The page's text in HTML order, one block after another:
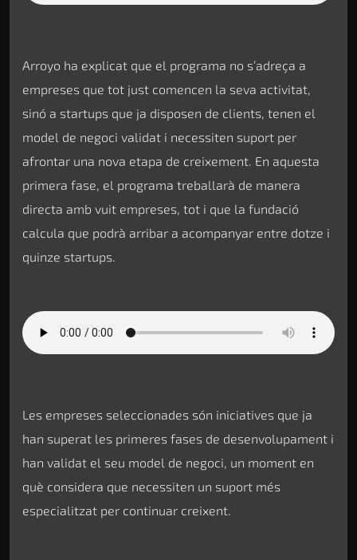
Arroyo ha explicat que el programa no s’adreça a
empreses que tot just comencen la seva activitat,
sinó a startups que ja disposen de clients, tenen el
model de negoci validat i necessiten suport per
afrontar una nova etapa de creixement. En aquesta
primera fase, el programa treballarà de manera
directa amb vuit empreses, tot i que la fundació
calcula que podrà arribar a acompanyar entre dotze i
quinze startups.
Les empreses seleccionades són iniciatives que ja
han superat les primeres fases de desenvolupament i
han validat el seu model de negoci, un moment en
què considera que necessiten un suport més
especialitzat per continuar creixent.